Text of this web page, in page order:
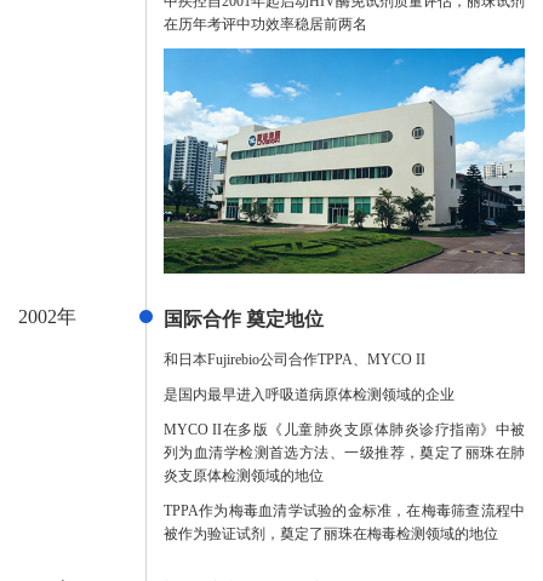
在历年考评中功效率稳居前两名
2002年 国际合作 奠定地位
和日本Fujirebio公司合作TPPA、MYCO II
是国内最早进入呼吸道病原体检测领域的企业
MYCO II在多版《儿童肺炎支原体肺炎诊疗指南》中被
列为血清学检测首选方法、一级推荐，奠定了丽珠在肺
炎支原体检测领域的地位
TPPA作为梅毒血清学试验的金标准，在梅毒筛查流程中
被作为验证试剂，奠定了丽珠在梅毒检测领域的地位